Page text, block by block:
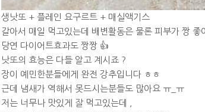
생낫또 + 플레인 요구르트 + 매실액기스
갈아서 매일 먹고있는데 배변활동은 물론 피부가 짱 좋
당연 다이어트효과도 짱짱 👍
낫또의 효능은 다들 알고 계시죠 ?
장이 예민한분들에게 완전 강추입니다 ㅎㅎ
근데 냄새가 역해서 못드시는분들도 많아요 ㅠ_ㅠ
저는 너무나 맛있게 잘 먹고있는데 ,